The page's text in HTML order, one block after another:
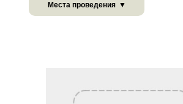
Места проведения ▼